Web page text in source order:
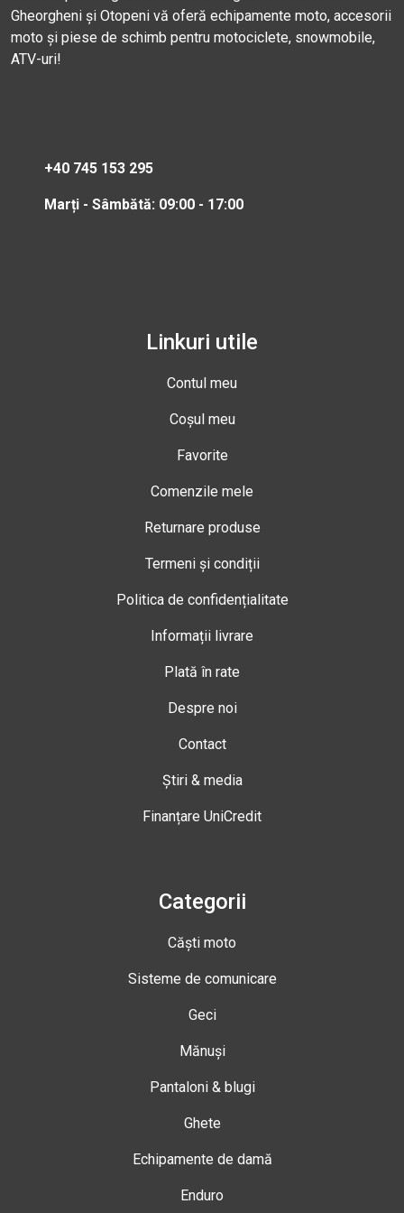
Gheorgheni și Otopeni vă oferă echipamente moto, accesorii
moto și piese de schimb pentru motociclete, snowmobile,
ATV-uri!
+40 745 153 295
Marți - Sâmbătă: 09:00 - 17:00
Linkuri utile
Contul meu
Coșul meu
Favorite
Comenzile mele
Returnare produse
Termeni și condiții
Politica de confidențialitate
Informații livrare
Plată în rate
Despre noi
Contact
Știri & media
Finanțare UniCredit
Categorii
Căști moto
Sisteme de comunicare
Geci
Mănuși
Pantaloni & blugi
Ghete
Echipamente de damă
Enduro